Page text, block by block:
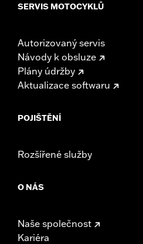
SERVIS MOTOCYKLŮ
Autorizovaný servis
Návody k obsluze
Plány údržby
Aktualizace softwaru
POJIŠTĚNÍ
Rozšířené služby
O NÁS
Naše společnost
Kariéra